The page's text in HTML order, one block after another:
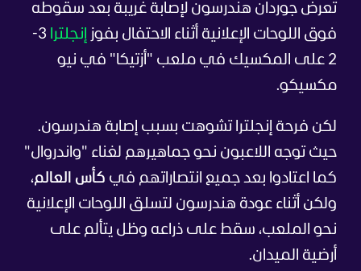
تعرض جوردان هندرسون لإصابة غريبة بعد سقوطه
فوق اللوحات الإعلانية أثناء الاحتفال بفوز
إنجلترا
3-
2 على المكسيك في ملعب "أزتيكا" في نيو
مكسيكو.
لكن فرحة إنجلترا تشوهت بسبب إصابة هندرسون.
حيث توجه اللاعبون نحو جماهيرهم لغناء "واندروال"
كما اعتادوا بعد جميع انتصاراتهم في كأس العالم،
ولكن أثناء عودة هندرسون لتسلق اللوحات الإعلانية
نحو الملعب، سقط على ذراعه وظل يتألم على
أرضية الميدان.